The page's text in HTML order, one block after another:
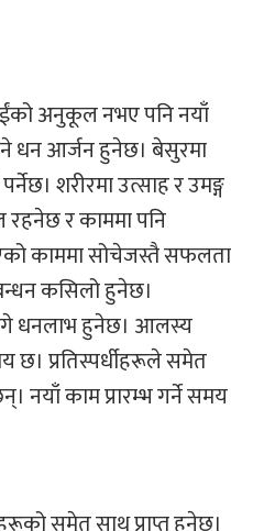
अनुकूल नभए पनि नयाँ
धन आर्जन हुनेछ। बेसुरमा
शरीरमा उत्साह र उमङ्ग
रहनेछ र काममा पनि
काममा सोचेजस्तै सफलता
कसिलो हुनेछ।
धनलाभ हुनेछ। आलस्य
छ। प्रतिस्पर्धीहरूले समेत
नयाँ काम प्रारम्भ गर्ने समय